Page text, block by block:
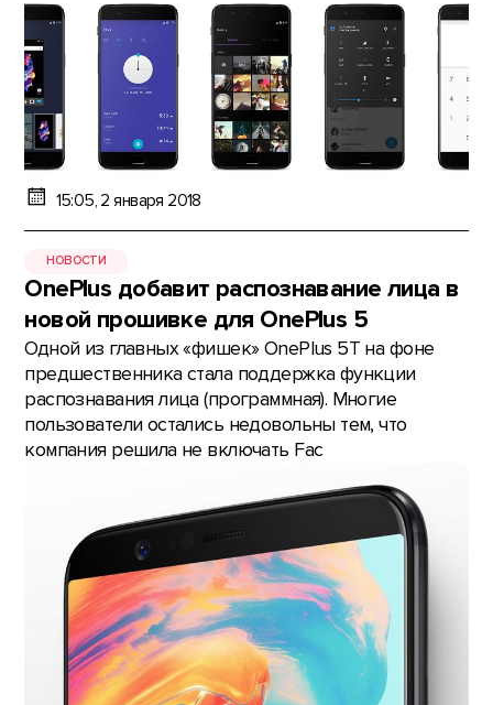
15:05, 2 января 2018
НОВОСТИ
OnePlus добавит распознавание лица в
новой прошивке для OnePlus 5
Одной из главных «фишек» OnePlus 5T на фоне
предшественника стала поддержка функции
распознавания лица (программная). Многие
пользователи остались недовольны тем, что
компания решила не включать Fac